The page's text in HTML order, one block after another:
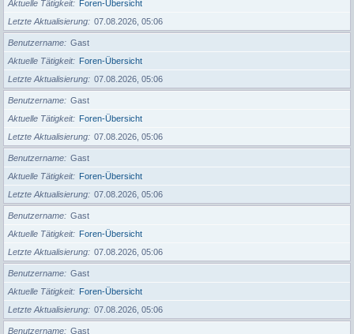
Aktuelle Tätigkeit
Foren-Übersicht
Letzte Aktualisierung
07.08.2026, 05:06
Benutzername
Gast
Aktuelle Tätigkeit
Foren-Übersicht
Letzte Aktualisierung
07.08.2026, 05:06
Benutzername
Gast
Aktuelle Tätigkeit
Foren-Übersicht
Letzte Aktualisierung
07.08.2026, 05:06
Benutzername
Gast
Aktuelle Tätigkeit
Foren-Übersicht
Letzte Aktualisierung
07.08.2026, 05:06
Benutzername
Gast
Aktuelle Tätigkeit
Foren-Übersicht
Letzte Aktualisierung
07.08.2026, 05:06
Benutzername
Gast
Aktuelle Tätigkeit
Foren-Übersicht
Letzte Aktualisierung
07.08.2026, 05:06
Benutzername Gast